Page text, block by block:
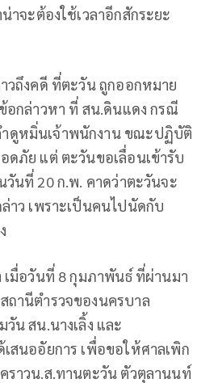
าจะต้องใช้เวลาอีกสักระยะ
วถึงคดี ที่ตะวัน ถูกออกหมาย
อกล่าวหา ที่ สน.ดินแดง กรณี
ดูหมิ่นเจ้าพนักงาน ขณะปฏิบัติ
ดภัย แต่ ตะวันขอเลื่อนเข้ารับ
วันที่ 20 ก.พ. คาดว่าตะวันจะ
าว เพราะเป็นคนไปนัดกับ
เมื่อวันที่ 8 กุมภาพันธ์ ที่ผ่านมา
ถานีตำรวจของนครบาล
น สน.นางเลิ้ง และ
สนออัยการ เพื่อขอให้ศาลเพิก
ราวน.ส.ทานตะวัน ตัวตุลานนท์